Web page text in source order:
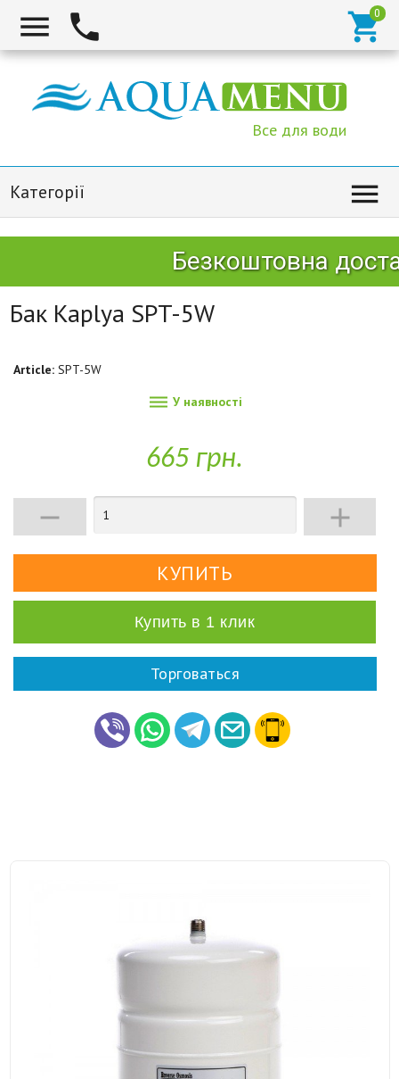
  
Все для води
Категорії 
Безкоштовна
Бак Kaplya SPT-5W
Article: SPT-5W
 У наявності
665 грн.
 
Купить в 1 клик
Торговаться